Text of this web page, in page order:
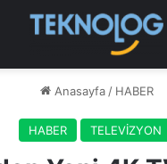
Anasayfa / HABER
HABER TELEVİZYON